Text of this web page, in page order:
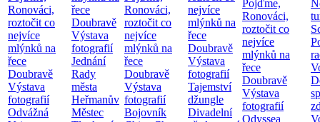
Ronováci,
roztočit co
nejvíce
mlýnků na
řece
Doubravě
Výstava
fotografií
Odvážná
řece
Doubravě
Výstava
fotografií
Jednání
Rady
města
Heřmanův
Městec
Ronováci,
roztočit co
nejvíce
mlýnků na
řece
Doubravě
Výstava
fotografií
Bojovník
nejvíce
mlýnků na
řece
Doubravě
Výstava
fotografií
Tajemství
džungle
Divadelní
Pojďme,
Ronováci,
roztočit co
nejvíce
mlýnků na
řece
Doubravě
Výstava
fotografií
Odyssea